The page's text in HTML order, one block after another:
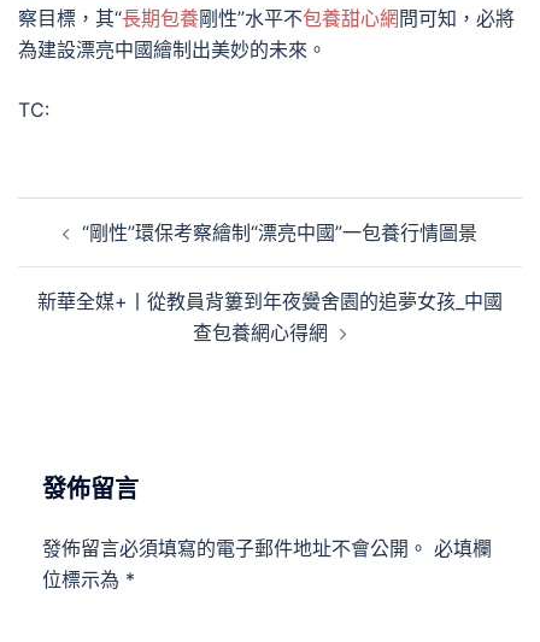
察目標，其“長期包養剛性”水平不包養甜心網 問可知，必將
為建設漂亮中國繪制出美妙的未來。
TC:
覽
“剛性”環保考察繪制“漂亮中國”一包養行情圖景
新華全媒+丨從教員背簍到年夜黌舍園的追夢女孩_中國
查包養網心得網
發佈留言
發佈留言必須填寫的電子郵件地址不會公開。 必填欄
位標示為 *